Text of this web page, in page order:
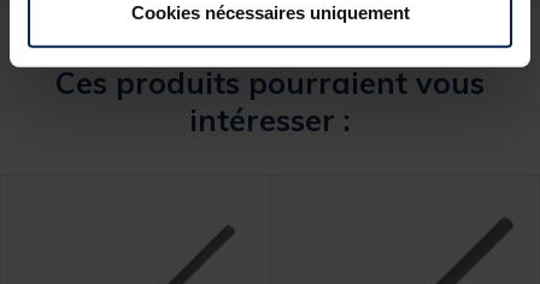
Cookies nécessaires uniquement
Ces produits pourraient vous
intéresser :